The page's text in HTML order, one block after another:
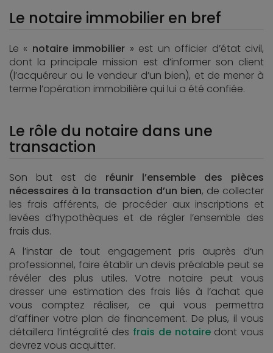
Le notaire immobilier en bref
Le « notaire immobilier » est un officier d’état civil,
dont la principale mission est d’informer son client
(l’acquéreur ou le vendeur d’un bien), et de mener à
terme l’opération immobilière qui lui a été confiée.
Le rôle du notaire dans une
transaction
Son but est de réunir l’ensemble des pièces
nécessaires à la transaction d’un bien, de collecter
les frais afférents, de procéder aux inscriptions et
levées d’hypothèques et de régler l’ensemble des
frais dus.
A l’instar de tout engagement pris auprès d’un
professionnel, faire établir un devis préalable peut se
révéler des plus utiles. Votre notaire peut vous
dresser une estimation des frais liés à l’achat que
vous comptez réaliser, ce qui vous permettra
d’affiner votre plan de financement. De plus, il vous
détaillera l’intégralité des frais de notairedont vous
devrez vous acquitter.